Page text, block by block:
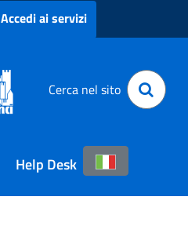
Accedi ai servizi
Cerca nel sito
Help Desk